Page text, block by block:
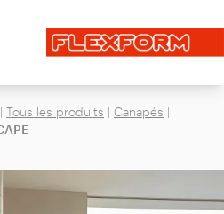
navigation
| Tous les produits | Canapés |